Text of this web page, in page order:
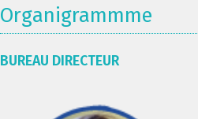
Organigrammme
BUREAU DIRECTEUR